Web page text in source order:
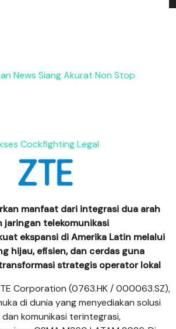
News Siang Akurat Non Stop
Cockfighting Legal
manfaat dari integrasi dua arah
jaringan telekomunikasi
ekspansi di Amerika Latin melalui
hijau, efisien, dan cerdas guna
strategis operator lokal
Corporation (0763.HK / 000063.SZ),
di dunia yang menyediakan solusi
komunikasi terintegrasi,